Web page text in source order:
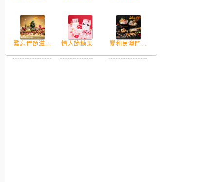
難忘佳節滋... 情人節糖果 饗和民澳門...